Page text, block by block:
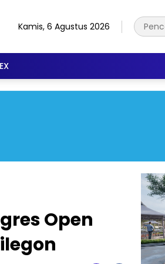
Kamis, 6 Agustus 2026
Open